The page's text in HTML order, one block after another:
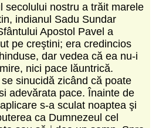
secolului nostru a trăit marele
indianul Sadu Sundar
Apostol Pavel a
pe creştini; era credincios
dar vedea că ea nu-i
nici pace lăuntrică.
sinucidă zicând că poate
adevărata pace. Înainte de
s-a sculat noaptea şi
ca Dumnezeul cel